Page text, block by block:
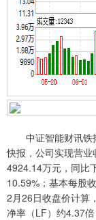
中证智能财讯铁
快报，公司实现营
4924.14万元，同比
10.59%；基本每股
2月26日收盘价计算
净率（LF）约4.37